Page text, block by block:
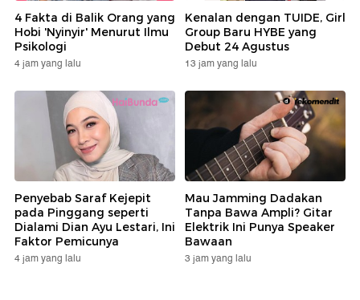
4 Fakta di Balik Orang yang
Hobi 'Nyinyir' Menurut Ilmu
Psikologi
4 jam yang lalu
Kenalan dengan TUIDE, Girl
Group Baru HYBE yang
Debut 24 Agustus
13 jam yang lalu
Penyebab Saraf Kejepit
pada Pinggang seperti
Dialami Dian Ayu Lestari, Ini
Faktor Pemicunya
4 jam yang lalu
Mau Jamming Dadakan
Tanpa Bawa Ampli? Gitar
Elektrik Ini Punya Speaker
Bawaan
3 jam yang lalu